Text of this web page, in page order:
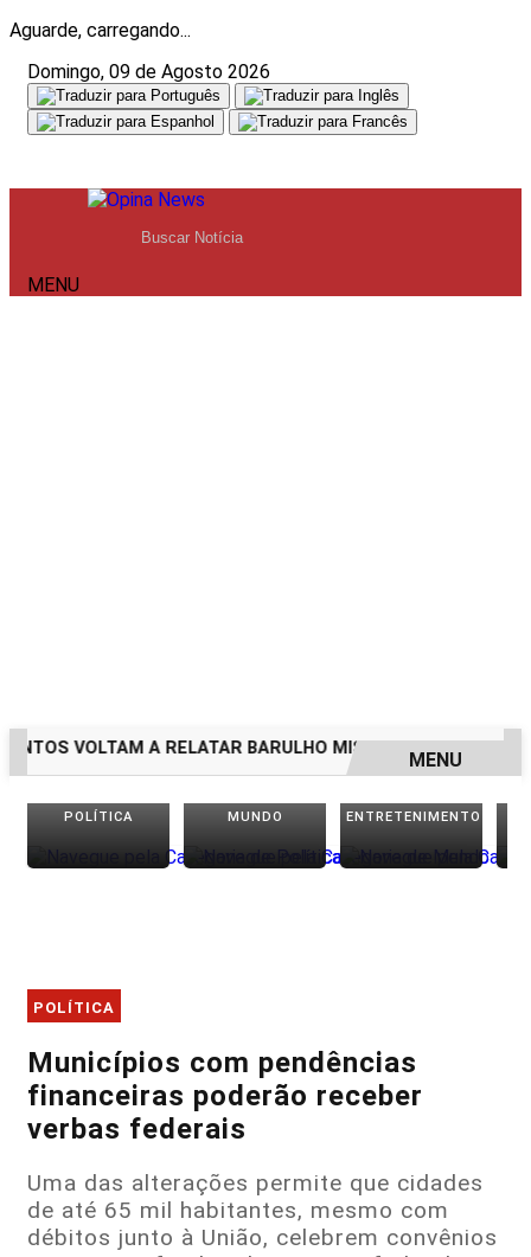
Aguarde, carregando...
Domingo, 09 de Agosto 2026
MENU
VOLTAM A RELATAR BARULHO MISTERIOSO VINDO DO
EM ALTA
MENU
POLÍTICA MUNDO ENTRETENIMENTO
POLÍTICA
Municípios com pendências
financeiras poderão receber
verbas federais
Uma das alterações permite que cidades
de até 65 mil habitantes, mesmo com
débitos junto à União, celebrem convênios